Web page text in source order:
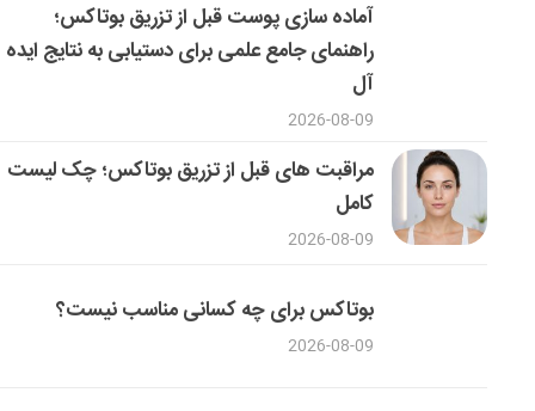
آماده سازی پوست قبل از تزریق بوتاکس؛
راهنمای جامع علمی برای دستیابی به نتایج ایده
آل
2026-08-09
مراقبت های قبل از تزریق بوتاکس؛ چک لیست
کامل
2026-08-09
بوتاکس برای چه کسانی مناسب نیست؟
2026-08-09